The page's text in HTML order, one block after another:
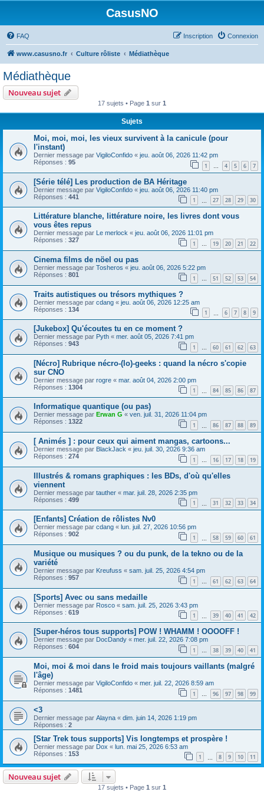
CasusNO
FAQ Connexion
Inscription
www.casusno.fr Culture rôliste Médiathèque
Médiathèque
Nouveau sujet
17 sujets • Page 1 sur 1
Sujets
Moi, moi, moi, les vieux survivent à la canicule (pour
l'instant)
Dernier message par VigiloConfido « jeu. août 06, 2026 11:42 pm
Réponses : 95 1 … 4 5 6 7
[Série télé] Les production de BA Héritage
Dernier message par VigiloConfido « jeu. août 06, 2026 11:40 pm
Réponses : 441 1 27 28 29 30
Littérature blanche, littérature noire, les livres dont vous
vous êtes repus
Dernier message par Le merlock « jeu. août 06, 2026 11:01 pm
Réponses : 327 1 … 19 20 21 22
Cinema films de nöel ou pas
Dernier message par Tosheros « jeu. août 06, 2026 5:22 pm
Réponses : 801 1 … 51 52 53 54
Traits autistiques ou trésors mythiques ?
Dernier message par cdang « jeu. août 06, 2026 12:25 am
Réponses : 134 1 6 7 8 9
[Jukebox] Qu'écoutes tu en ce moment ?
Dernier message par Pyth « mer. août 05, 2026 7:41 pm
Réponses : 943 1 … 60 61 62 63
[Nécro] Rubrique nécro-(lo)-geeks : quand la nécro s'copie
sur CNO
Dernier message par rogre « mar. août 04, 2026 2:00 pm
Réponses : 1304 1 84 85 86 87
Informatique quantique (ou pas)
Dernier message par Erwan G « ven. juil. 31, 2026 11:04 pm
Réponses : 1322 1 86 87 88 89
[ Animés ] : pour ceux qui aiment mangas, cartoons...
Dernier message par BlackJack « jeu. juil. 30, 2026 9:36 am
Réponses : 274 1 … 16 17 18 19
Illustrés & romans graphiques : les BDs, d'où qu'elles
viennent
Dernier message par tauther « mar. juil. 28, 2026 2:35 pm
Réponses : 499 1 31 32 33 34
[Enfants] Création de rôlistes Nv0
Dernier message par cdang « lun. juil. 27, 2026 10:56 pm
Réponses : 902 1 58 59 60 61
Musique ou musiques ? ou du punk, de la tekno ou de la
variété
Dernier message par Kreufuss « sam. juil. 25, 2026 4:54 pm
Réponses : 957 1 … 61 62 63 64
[Sports] Avec ou sans medaille
Dernier message par Rosco « sam. juil. 25, 2026 3:43 pm
Réponses : 619 1 39 40 41 42
[Super-héros tous supports] POW ! WHAMM ! OOOOFF !
Dernier message par DocDandy « mer. juil. 22, 2026 7:08 pm
Réponses : 604 1 … 38 39 40 41
Moi, moi & moi dans le froid mais toujours vaillants (malgré
l'âge)
Dernier message par VigiloConfido « mer. juil. 22, 2026 8:59 am
Réponses : 1481 1 … 96 97 98 99
<3
Dernier message par Alayna « dim. juin 14, 2026 1:19 pm
Réponses : 2
[Star Trek tous supports] Vis longtemps et prospère !
Dernier message par Dox « lun. mai 25, 2026 6:53 am
Réponses : 153 1 8 9 10 11
Nouveau sujet
17 sujets • Page 1 sur 1